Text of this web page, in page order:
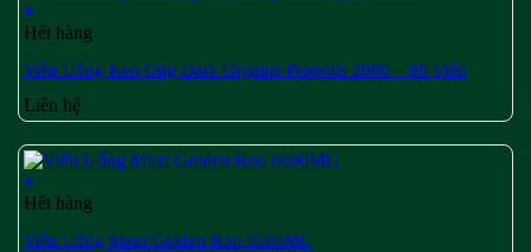
+
Hết hàng
Viên Uống Keo Ong Dark Organic Propolis 2000 – 90 Viên
Liên hệ
+
Hết hàng
Viên Uống Maxi Golden Roo 6680MG